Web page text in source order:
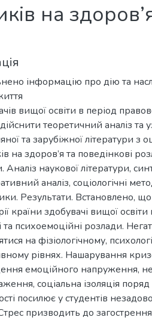
на
інформацію про дію та
вищої освіти в період
теоретичний аналіз та
та зарубіжної літератури з
на здоров’я та поведінкові
наукової літератури,
аналіз, соціологічні
Результати. Встановлено,
країни здобувачі вищої
та психоемоційні розлади.
на фізіологічному,
рівнях. Нашарування
емоційного напруження,
соціальна ізоляція
посилює у студентів
Стрес призводить до